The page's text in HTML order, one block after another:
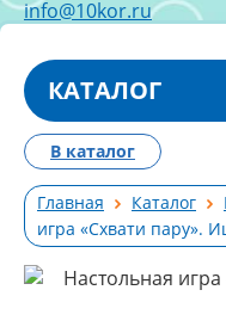
info@10kor.ru
КАТАЛОГ
Главная Каталог
игра «Схвати пару».
В каталог